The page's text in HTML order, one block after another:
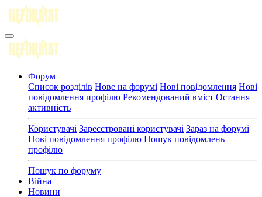
Форум
Список розділів Нове на форумі Нові повідомлення Нові
повідомлення профілю Рекомендований вміст Остання
активність
Користувачі Зареєстровані користувачі Зараз на форумі
Нові повідомлення профілю Пошук повідомлень
профілю
Пошук по форуму
Війна
Новини